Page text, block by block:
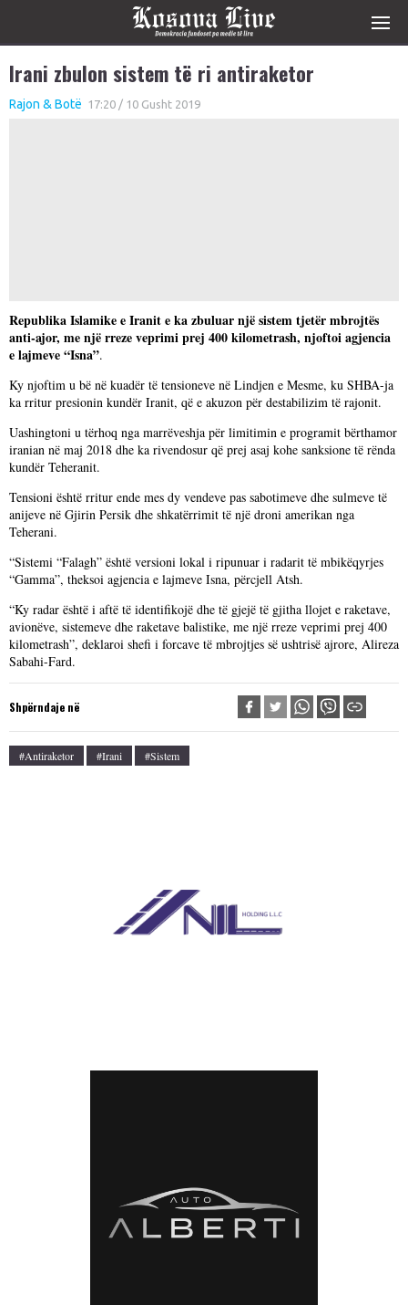
Irani zbulon sistem të ri antiraketor
Rajon & Botë 17:20 / 10 Gusht 2019
Republika Islamike e Iranit e ka zbuluar një sistem tjetër mbrojtës
anti-ajor, me një rreze veprimi prej 400 kilometrash, njoftoi agjencia
e lajmeve “Isna”.
Ky njoftim u bë në kuadër të tensioneve në Lindjen e Mesme, ku SHBA-ja
ka rritur presionin kundër Iranit, që e akuzon për destabilizim të rajonit.
Uashingtoni u tërhoq nga marrëveshja për limitimin e programit bërthamor
iranian në maj 2018 dhe ka rivendosur që prej asaj kohe sanksione të rënda
kundër Teheranit.
Tensioni është rritur ende mes dy vendeve pas sabotimeve dhe sulmeve të
anijeve në Gjirin Persik dhe shkatërrimit të një droni amerikan nga
Teherani.
“Sistemi “Falagh” është versioni lokal i ripunuar i radarit të mbikëqyrjes
“Gamma”, theksoi agjencia e lajmeve Isna, përcjell Atsh.
“Ky radar është i aftë të identifikojë dhe të gjejë të gjitha llojet e raketave,
avionëve, sistemeve dhe raketave balistike, me një rreze veprimi prej 400
kilometrash”, deklaroi shefi i forcave të mbrojtjes së ushtrisë ajrore, Alireza
Sabahi-Fard.
Shpërndaje në
#antiraketor #irani #sistem